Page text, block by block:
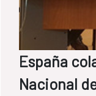
España
Nacional